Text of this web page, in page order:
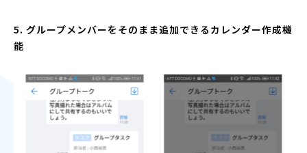
5. グループメンバーをそのまま追加できるカレンダー作成機
能